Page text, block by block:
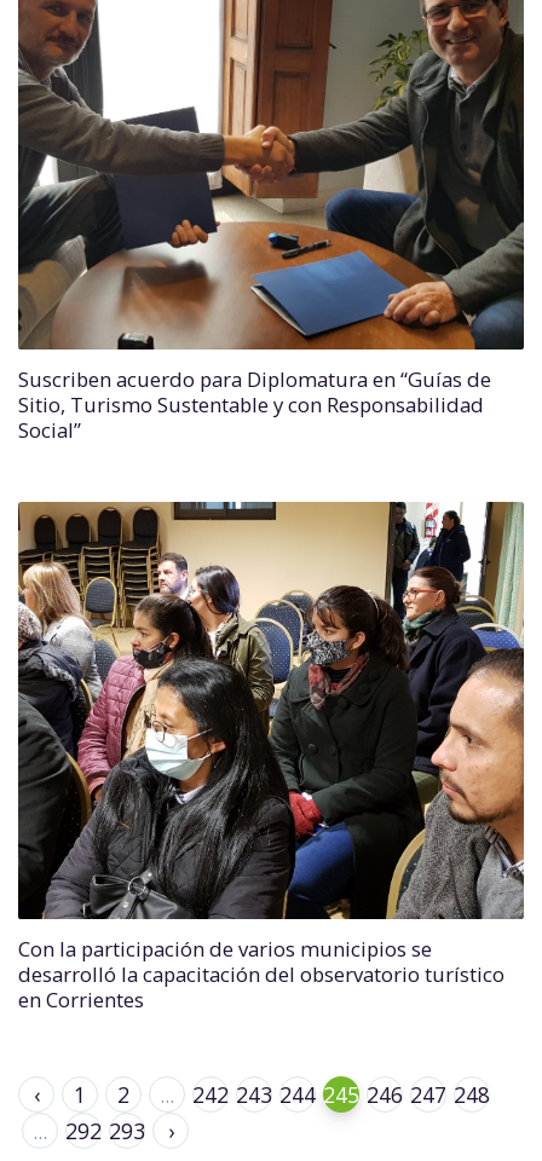
Suscriben acuerdo para Diplomatura en “Guías de
Sitio, Turismo Sustentable y con Responsabilidad
Social”
Con la participación de varios municipios se
desarrolló la capacitación del observatorio turístico
en Corrientes
‹ 1 2 ... 242 243 244 245 246 247 248
...
292 293 ›